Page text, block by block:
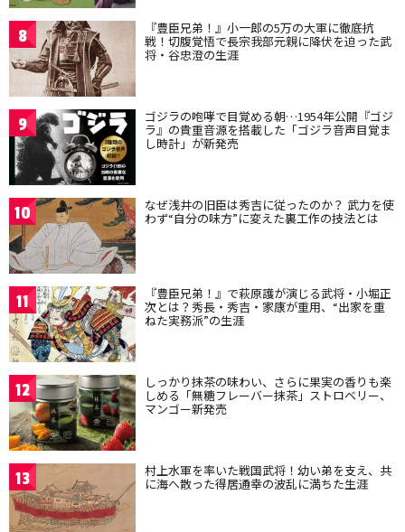
8 『豊臣兄弟！』小一郎の5万の大軍に徹底抗
戦！切腹覚悟で長宗我部元親に降伏を迫った武
将・谷忠澄の生涯
9 ゴジラの咆哮で目覚める朝…1954年公開『ゴジ
ラ』の貴重音源を搭載した「ゴジラ音声目覚ま
し時計」が新発売
10 なぜ浅井の旧臣は秀吉に従ったのか？ 武力を使
わず“自分の味方”に変えた裏工作の技法とは
11 『豊臣兄弟！』で萩原護が演じる武将・小堀正
次とは？秀長・秀吉・家康が重用、“出家を重
ねた実務派”の生涯
12 しっかり抹茶の味わい、さらに果実の香りも楽
しめる「無糖フレーバー抹茶」ストロベリー、
マンゴー新発売
13 村上水軍を率いた戦国武将！幼い弟を支え、共
に海へ散った得居通幸の波乱に満ちた生涯